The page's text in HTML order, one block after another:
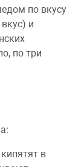
по вкусу
и
по три
в